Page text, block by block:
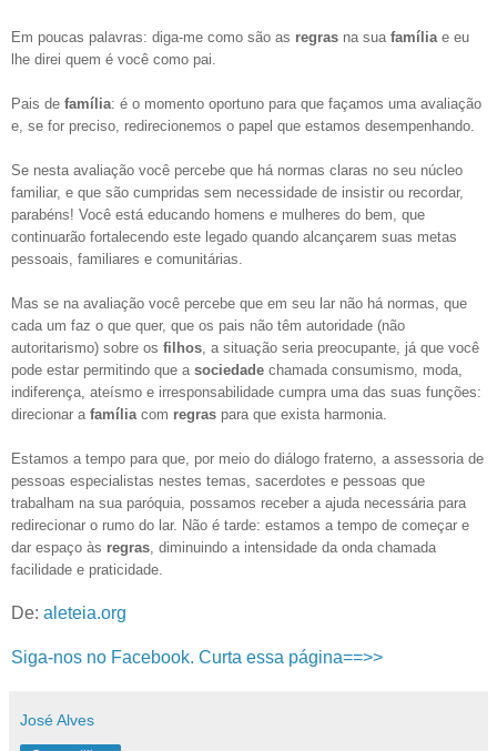
Em poucas palavras: diga-me como são as regras na sua famíliae eu
lhe direi quem é você como pai.
Pais de família: é o momento oportuno para que façamos uma avaliação
e, se for preciso, redirecionemos o papel que estamos desempenhando.
Se nesta avaliação você percebe que há normas claras no seu núcleo
familiar, e que são cumpridas sem necessidade de insistir ou recordar,
parabéns! Você está educando homens e mulheres do bem, que
continuarão fortalecendo este legado quando alcançarem suas metas
pessoais, familiares e comunitárias.
Mas se na avaliação você percebe que em seu lar não há normas, que
cada um faz o que quer, que os pais não têm autoridade (não
autoritarismo) sobre os filhos, a situação seria preocupante, já que você
pode estar permitindo que a sociedade chamada consumismo, moda,
indiferença, ateísmo e irresponsabilidade cumpra uma das suas funções:
direcionar a famíliacom regras para que exista harmonia.
Estamos a tempo para que, por meio do diálogo fraterno, a assessoria de
pessoas especialistas nestes temas, sacerdotes e pessoas que
trabalham na sua paróquia, possamos receber a ajuda necessária para
redirecionar o rumo do lar. Não é tarde: estamos a tempo de começar e
dar espaço às regras, diminuindo a intensidade da onda chamada
facilidade e praticidade.
De: aleteia.org
Siga-nos no Facebook. Curta essa página==>>
José Alves